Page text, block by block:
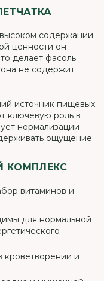
содержании
ценности он
делает фасоль
она не содержит
источник пищевых
ключевую роль в
нормализации
ощущение
КОМПЛЕКС
витаминов и
для нормальной
кроветворении и